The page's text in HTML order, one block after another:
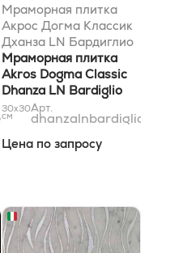
Мраморная плитка
Акрос Догма Классик
Дханза LN Бардиглио
31x31
Мраморная плитка
Akros Dogma Classic
Dhanza LN Bardiglio
31x31
30x30
см
Арт.
dhanzalnbardiglio31x31
Цена по запросу